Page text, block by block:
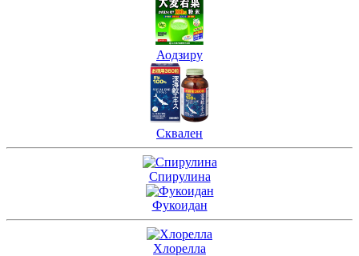
Аодзиру
Сквален
Спирулина
Фукоидан
Хлорелла